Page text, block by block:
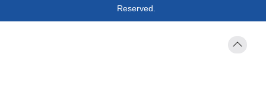
Reserved.